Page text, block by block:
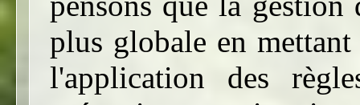
plus globale en
l'application des